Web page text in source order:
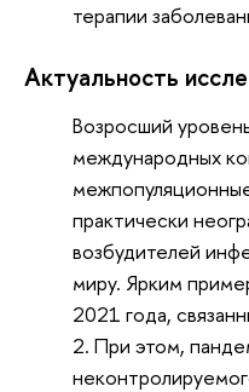
терапии
Актуальность
Возросший
международных
практически
возбудителей
миру. Ярким
2021 года,
2. При этом,